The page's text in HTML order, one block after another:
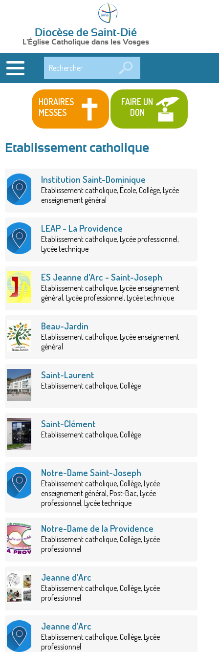
Diocèse de Saint-Dié
L'Église Catholique dans les Vosges
HORAIRES
MESSES
FAIRE UN
DON
Etablissement catholique
Institution Saint-Dominique
Etablissement catholique, École, Collège, Lycée
enseignement général
LEAP - La Providence
Etablissement catholique, Lycée professionnel,
Lycée technique
ES Jeanne d'Arc - Saint-Joseph
Etablissement catholique, Lycée enseignement
général, Lycée professionnel, Lycée technique
Beau-Jardin
Etablissement catholique, Lycée enseignement
général
Saint-Laurent
Etablissement catholique, Collège
Saint-Clément
Etablissement catholique, Collège
Notre-Dame Saint-Joseph
Etablissement catholique, Collège, Lycée
enseignement général, Post-Bac, Lycée
professionnel, Lycée technique
Notre-Dame de la Providence
Etablissement catholique, Collège, Lycée
professionnel
Jeanne d'Arc
Etablissement catholique, Collège, Lycée
professionnel
Jeanne d'Arc
Etablissement catholique, Collège, Lycée
professionnel